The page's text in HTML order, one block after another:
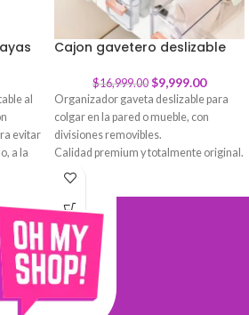
al
evitar
a la
Cajon gavetero deslizable
$16,999.00 $9,999.00
Organizador gaveta deslizable para
colgar en la pared o mueble, con
divisiones removibles.
Calidad premium y totalmente original.
Adhesivo, colocalo donde quieras sin
muebles.
Guarda tus banditas, tus cables o
broches, organiza tu escritorio o lugar
de trabajo / estudio.
Ideal para guardar medias, corbatas,